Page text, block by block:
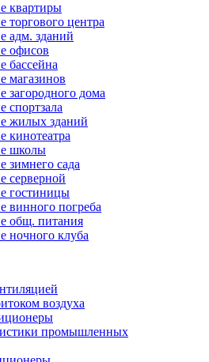
квартиры
торгового центра
адм. зданий
офисов
бассейна
магазинов
загородного дома
спортзала
жилых зданий
кинотеатра
школы
зимнего сада
серверной
гостиницы
винного погреба
общ. питания
ночного клуба
воздуха
промышленных